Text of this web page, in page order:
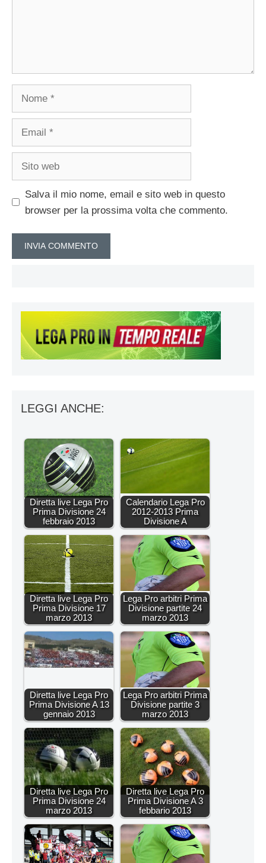
Nome
Email
Sito
Salva il mio nome, email e sito web in questo
browser per la prossima volta che commento.
LEGGI ANCHE:
Diretta live Lega Pro
Prima Divisione 24
febbraio 2013
Calendario Lega Pro
2012-2013 Prima
Divisione A
Diretta live Lega Pro
Prima Divisione 17
marzo 2013
Lega Pro arbitri Prima
Divisione partite 24
marzo 2013
Diretta live Lega Pro
Prima Divisione A 13
gennaio 2013
Lega Pro arbitri Prima
Divisione partite 3
marzo 2013
Diretta live Lega Pro
Prima Divisione 24
marzo 2013
Diretta live Lega Pro
Prima Divisione A 3
febbario 2013